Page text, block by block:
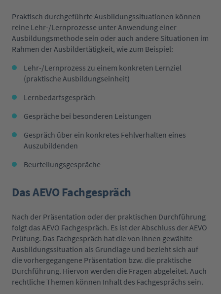
Praktisch durchgeführte Ausbildungssituationen können
reine Lehr-/Lernprozesse unter Anwendung einer
Ausbildungsmethode sein oder auch andere Situationen im
Rahmen der Ausbildertätigkeit, wie zum Beispiel:
Lehr-/Lernprozess zu einem konkreten Lernziel
(praktische Ausbildungseinheit)
Lernbedarfsgespräch
Gespräche bei besonderen Leistungen
Gespräch über ein konkretes Fehlverhalten eines
Auszubildenden
Beurteilungsgespräche
Das AEVO Fachgespräch
Nach der Präsentation oder der praktischen Durchführung
folgt das AEVO Fachgespräch. Es ist der Abschluss der AEVO
Prüfung. Das Fachgespräch hat die von Ihnen gewählte
Ausbildungssituation als Grundlage und bezieht sich auf
die vorhergegangene Präsentation bzw. die praktische
Durchführung. Hiervon werden die Fragen abgeleitet. Auch
rechtliche Themen können Inhalt des Fachgesprächs sein.